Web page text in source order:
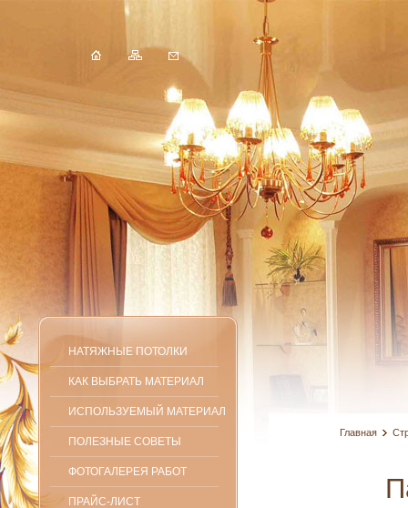
НАТЯЖНЫЕ ПОТОЛКИ
КАК ВЫБРАТЬ МАТЕРИАЛ
ИСПОЛЬЗУЕМЫЙ МАТЕРИАЛ
ПОЛЕЗНЫЕ СОВЕТЫ
ФОТОГАЛЕРЕЯ РАБОТ
ПРАЙС-ЛИСТ
Главная